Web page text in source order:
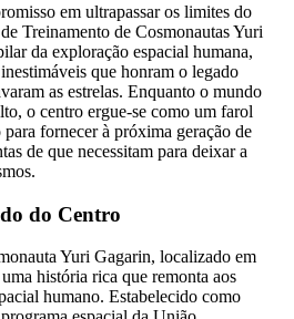
em ultrapassar os limites do
Treinamento de Cosmonautas Yuri
da exploração espacial humana,
que honram o legado
as estrelas. Enquanto o mundo
o centro ergue-se como um farol
fornecer à próxima geração de
de que necessitam para deixar a
do Centro
Yuri Gagarin, localizado em
história rica que remonta aos
humano. Estabelecido como